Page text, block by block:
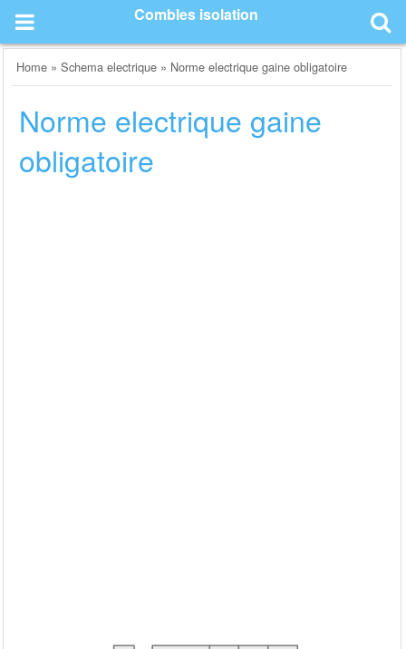
content
Combles isolation
Home »Schema electrique » Norme electrique gaine obligatoire
Norme electrique gaine
obligatoire